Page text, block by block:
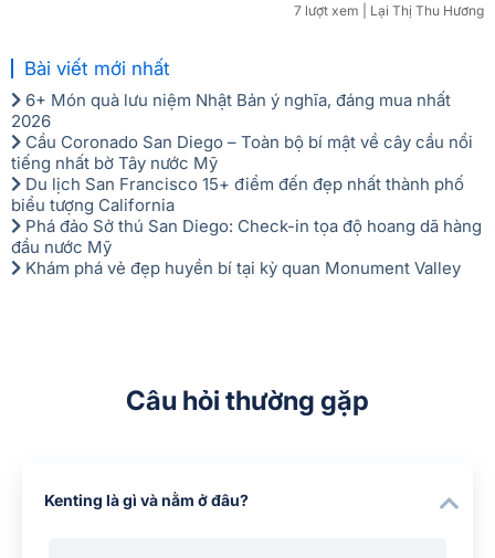
7 lượt xem | Lại Thị Thu Hương
Bài viết mới nhất
6+ Món quà lưu niệm Nhật Bản ý nghĩa, đáng mua nhất
2026
Cầu Coronado San Diego – Toàn bộ bí mật về cây cầu nổi
tiếng nhất bờ Tây nước Mỹ
Du lịch San Francisco 15+ điểm đến đẹp nhất thành phố
biểu tượng California
Phá đảo Sở thú San Diego: Check-in tọa độ hoang dã hàng
đầu nước Mỹ
Khám phá vẻ đẹp huyền bí tại kỳ quan Monument Valley
Câu hỏi thường gặp
Kenting là gì và nằm ở đâu?